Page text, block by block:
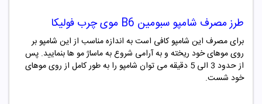
طرز مصرف شامپو سبومین B6 موی چرب فولیکا
برای مصرف این شامپو کافی است به اندازه مناسب از این شامپو بر
روی موهای خود ریخته و به آرامی شروع به ماساژ مو ها بنمایید. پس
از حدود 3 الی 5 دقیقه می توان شامپو را به طور کامل از روی موهای
خود شست.